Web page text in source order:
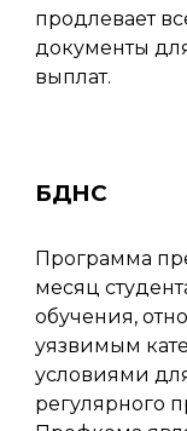
продлевает
документы
выплат.
БДНС
Программа
месяц
обучения,
уязвимым
условиями
регулярного